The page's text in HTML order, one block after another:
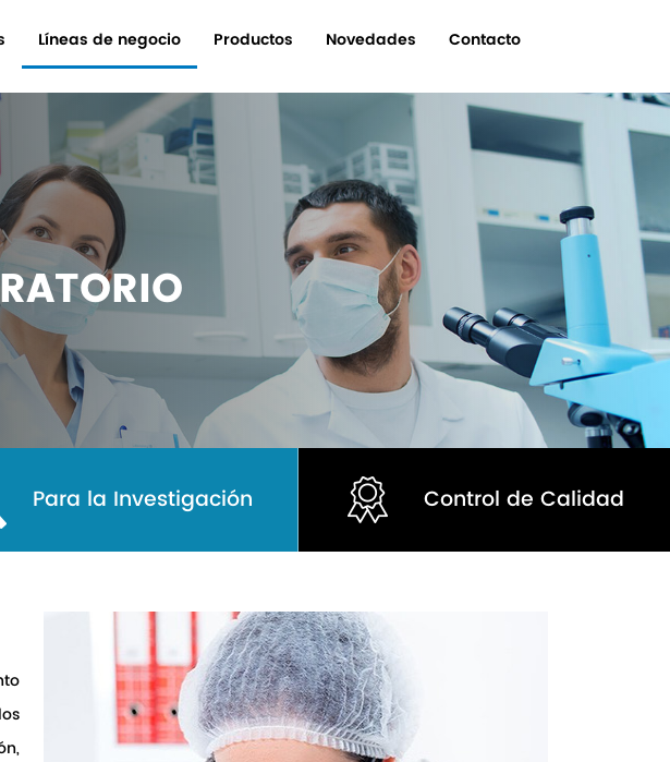
Líneas de negocio Productos Novedades Contacto
Para la Investigación Control de Calidad